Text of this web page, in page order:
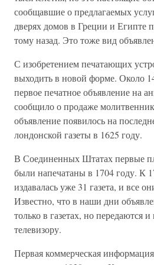
сообщавшие о предлагаемых
дверях домов в Греции и Египте
тому назад. Это тоже вид
С изобретением печатающих
выходить в новой форме. Около
первое печатное объявление на
сообщило о продаже
объявление появилось на
лондонской газеты в 1625 году.
В Соединенных Штатах первые
были напечатаны в 1704 году. К
издавалась уже 31 газета, и все
Известно, что в наши дни
только в газетах, но передаются
телевизору.
Первая коммерческая